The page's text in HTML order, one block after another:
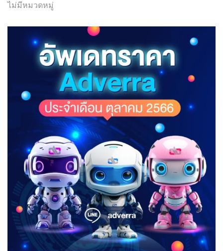
ไม่มีหมวดหมู่